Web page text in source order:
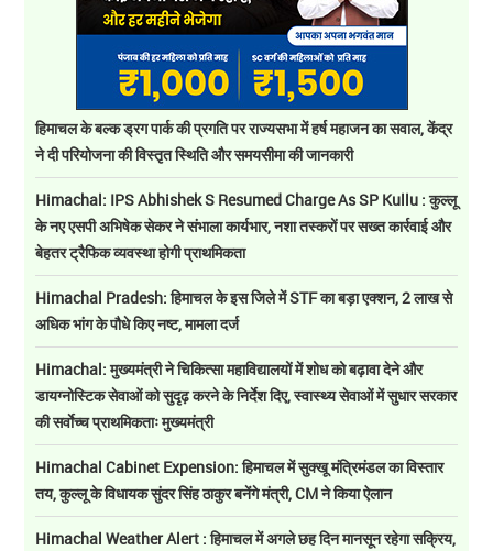
हिमाचल के बल्क ड्रग पार्क की प्रगति पर राज्यसभा में हर्ष महाजन का सवाल, केंद्र
ने दी परियोजना की विस्तृत स्थिति और समयसीमा की जानकारी
Himachal: IPS Abhishek S Resumed Charge As SP Kullu : कुल्लू
के नए एसपी अभिषेक सेकर ने संभाला कार्यभार, नशा तस्करों पर सख्त कार्रवाई और
बेहतर ट्रैफिक व्यवस्था होगी प्राथमिकता
Himachal Pradesh: हिमाचल के इस जिले में STF का बड़ा एक्शन, 2 लाख से
अधिक भांग के पौधे किए नष्ट, मामला दर्ज
Himachal: मुख्यमंत्री ने चिकित्सा महाविद्यालयों में शोध को बढ़ावा देने और
डायग्नोस्टिक सेवाओं को सुदृढ़ करने के निर्देश दिए, स्वास्थ्य सेवाओं में सुधार सरकार
की सर्वाेच्च प्राथमिकताः मुख्यमंत्री
Himachal Cabinet Expension: हिमाचल में सुक्खू मंत्रिमंडल का विस्तार
तय, कुल्लू के विधायक सुंदर सिंह ठाकुर बनेंगे मंत्री, CM ने किया ऐलान
Himachal Weather Alert : हिमाचल में अगले छह दिन मानसून रहेगा सक्रिय,